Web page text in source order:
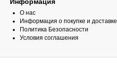
О нас
Информация о покупке и доставке
Политика Безопасности
Условия соглашения